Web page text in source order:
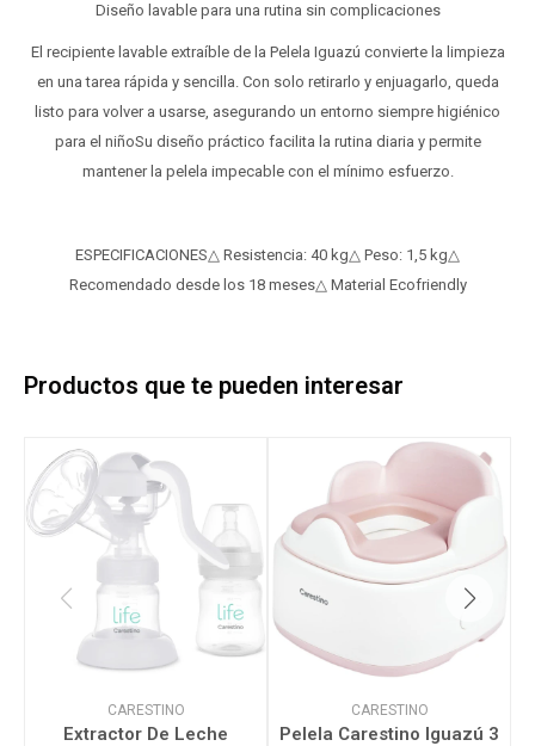
Diseño lavable para una rutina sin complicaciones
El recipiente lavable extraíble de la Pelela Iguazú convierte la limpieza
en una tarea rápida y sencilla. Con solo retirarlo y enjuagarlo, queda
listo para volver a usarse, asegurando un entorno siempre higiénico
para el niñoSu diseño práctico facilita la rutina diaria y permite
mantener la pelela impecable con el mínimo esfuerzo.
ESPECIFICACIONES△ Resistencia: 40 kg△ Peso: 1,5 kg△
Recomendado desde los 18 meses△ Material Ecofriendly
Productos que te pueden interesar
CARESTINO
Extractor De Leche
CARESTINO
Pelela Carestino Iguazú 3